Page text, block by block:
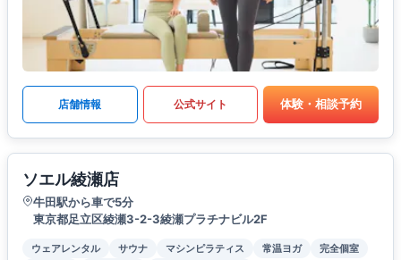
店舗情報 公式サイト 体験・相談予約
ソエル綾瀬店
牛田駅から車で5分
東京都足立区綾瀬3-2-3綾瀬プラチナビル2F
ウェアレンタル サウナ マシンピラティス 常温ヨガ
完全個室